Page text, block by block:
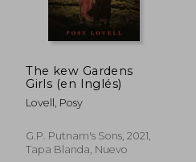
5% 22,65 €
The kew Gardens
Girls (en Inglés)
Lovell, Posy
G.P. Putnam's Sons, 2021,
Tapa Blanda, Nuevo